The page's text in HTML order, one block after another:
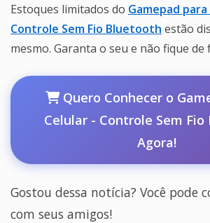
Estoques limitados do Gamepad
Controle Sem Fio Bluetooth estão
mesmo. Garanta o seu e não fique de
Quero Conhecer o
Celular - Controle Sem
Agora!
Gostou dessa notícia? Você pode
com seus amigos!